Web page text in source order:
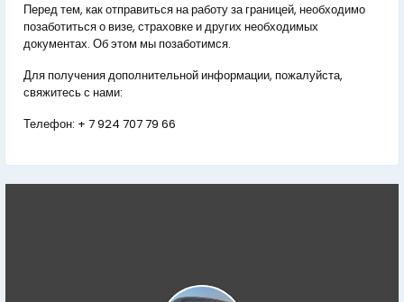
Перед тем, как отправиться на работу за границей, необходимо
позаботиться о визе, страховке и других необходимых
документах. Об этом мы позаботимся.
Для получения дополнительной информации, пожалуйста,
свяжитесь с нами:
Телефон: + 7 924 707 79 66